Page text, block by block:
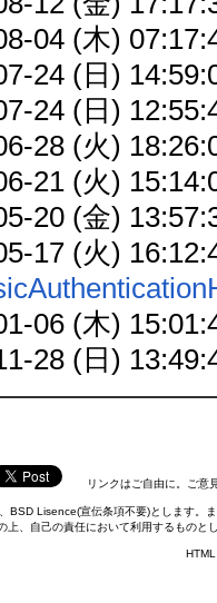
04 (木)
24 (日)
24 (日)
28 (火)
21 (火)
20 (金)
17 (火)
06 (木)
28 (日)
リンクはご自由に。ご意見
Lisence(宣伝条項不要)とします。
上、自己の責任において利用するものと